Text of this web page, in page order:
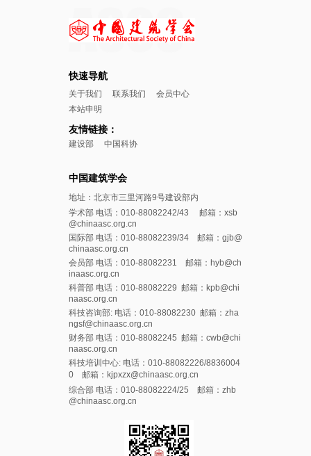
快速导航
关于我们 联系我们
会员中心
本站申明
友情链接：
建设部 中国科协
中国建筑学会
地址：北京市三里河路9号建设部内
学术部 电话：010-88082242/43 邮箱：xsb
@chinaasc.org.cn
国际部 电话：010-88082239/34 邮箱：gjb@
chinaasc.org.cn
会员部 电话：010-88082231 邮箱：hyb@ch
inaasc.org.cn
科普部 电话：010-88082229 邮箱：kpb@chi
naasc.org.cn
科技咨询部: 电话：010-88082230 邮箱：zha
ngsf@chinaasc.org.cn
财务部 电话：010-88082245 邮箱：cwb@chi
naasc.org.cn
科技培训中心: 电话：010-88082226/8836004
0 邮箱：kjpxzx@chinaasc.org.cn
综合部 电话：010-88082224/25 邮箱：zhb
@chinaasc.org.cn